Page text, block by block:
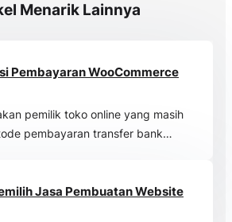
Menarik Lainnya
Pembayaran WooCommerce
pemilik toko online yang masih
pembayaran transfer bank…
Jasa Pembuatan Website